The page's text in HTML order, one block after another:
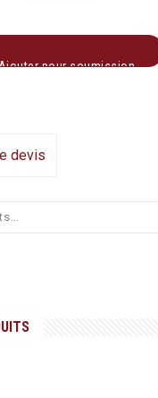
pour soumission
devis